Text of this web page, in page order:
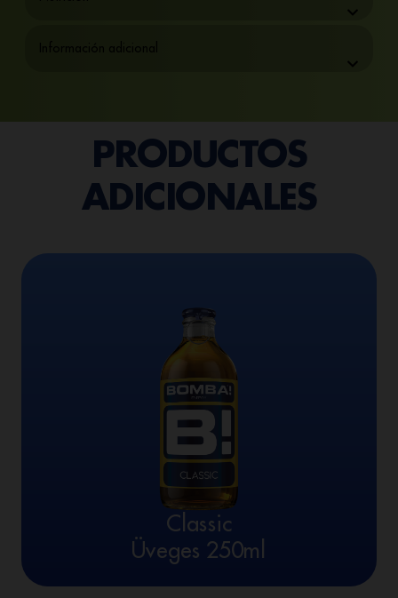
PRODUCTOS
ADICIONALES
Classic
Üveges 250ml